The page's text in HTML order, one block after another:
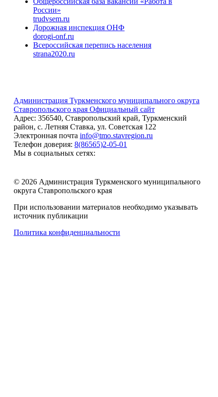
России»
trudvsem.ru
Дорожная инспекция ОНФ
dorogi-onf.ru
Всероссийская перепись населения
strana2020.ru
Администрация Туркменского муниципального округа
Ставропольского края Официальный сайт
Адрес: 356540, Ставропольский край, Туркменский
район, с. Летняя Ставка, ул. Советская 122
Электронная почта info@tmo.stavregion.ru
Телефон доверия: 8(86565)2-05-01
Мы в социальных сетях:
© 2026 Администрация Туркменского муниципального
округа Ставропольского края
При использовании материалов необходимо указывать
источник публикации
Политика конфиденциальности